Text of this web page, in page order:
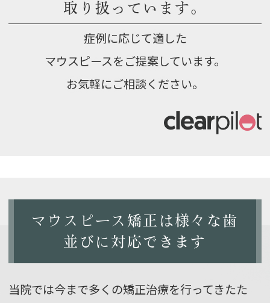
取り扱っています。
症例に応じて適した
マウスピースをご提案しています。
お気軽にご相談ください。
マウスピース矯正は様々な歯
並びに対応できます
当院では今まで多くの矯正治療を行ってきたた